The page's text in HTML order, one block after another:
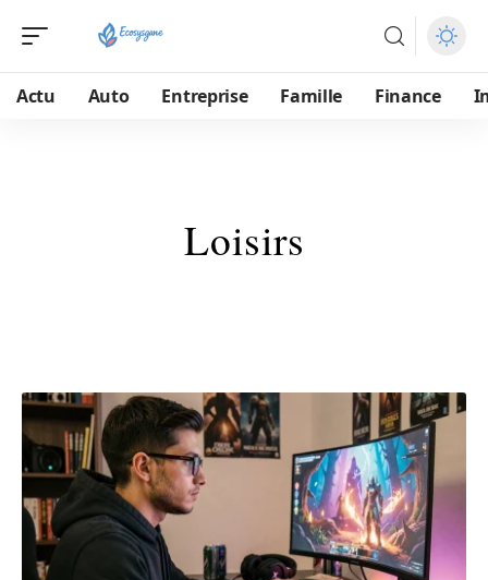
Actu Auto Entreprise Famille Finance
Loisirs